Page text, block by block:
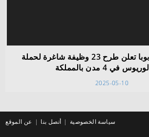
وظائف شركة بوبا تعلن طرح 23 وظيفة شاغرة لحملة
في 4 مدن بالمملكة
2025-05-10
سياسة الخصوصية أتصل بنا عن الموقع